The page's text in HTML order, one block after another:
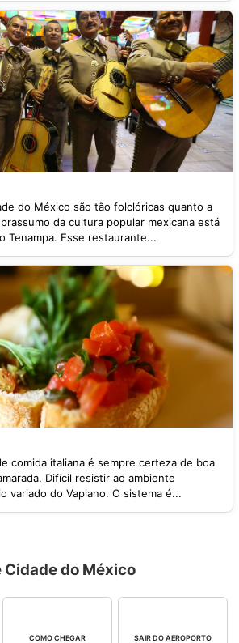
do México são tão folclóricas quanto a
da cultura popular mexicana está
Tenampa. Esse restaurante...
comida italiana é sempre certeza de boa
Difícil resistir ao ambiente
variado do Vapiano. O sistema é...
do México
COMO CHEGAR SAIR DO AEROPORTO